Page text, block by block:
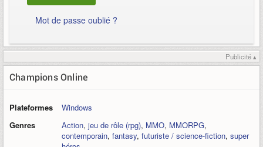
Mot de passe oublié ?
Publicité ▴
Champions Online
Plateformes
Windows
Genres
Action, jeu de rôle (rpg), MMO, MMORPG,
contemporain, fantasy, futuriste / science-fiction, super